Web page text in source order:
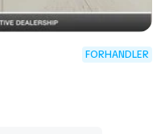
FORHANDLER